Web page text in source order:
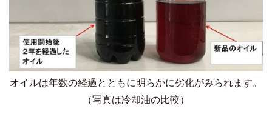
オイルは年数の経過とともに明らかに劣化がみられます。
（写真は冷却油の比較）